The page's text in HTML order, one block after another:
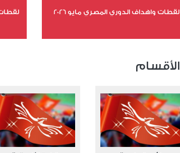
لقطات واهداف الدوري المصري مايو 2026
الأقسام